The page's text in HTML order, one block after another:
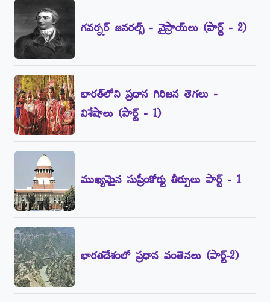
గవర్నర్‌ జనరల్స్‌ - వైస్రాయ్‌లు (పార్ట్‌ - 2)
భారత్‌లోని ప్రధాన గిరిజన తెగలు -
విశేషాలు (పార్ట్‌ - 1)
ముఖ్యమైన సుప్రీంకోర్టు తీర్పులు పార్ట్‌ - 1
భారతదేశంలో ప్రధాన వంతెనలు (పార్ట్‌-2)